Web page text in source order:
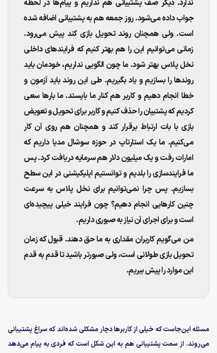
ندارد. دیگر صف پشتیبانی هم نداریم و پیام‌ها در لحظه
جواب داده می‌شود. روز جمعه هم به پشتیبانی اضافه شده
است. ولی همچنان روند تحویل بازی کند پیش می‌رود.
زمانی می‌توانیم این را هم بهتر کنیم که فرایندهای داخلی
نخل پلاس بهتر شود. ما چون الگویی نداریم، خودمان باید
روندها را بسازیم و یاد بگیریم. طی این روند باید آزمون و
خطا انجام دهیم و کاربر هم کنار ما بایستد. ما بارها سعی
کردیم که پشتیبان را حذف کنیم و کاربر برای تحویل و تعویض
بازی با بات ارتباط برقرار کند و همچنان هم روی آن کار
می‌کنیم. ما یک استارتاپ در حوزه سوشال مدیا داریم که
امارات رفت و یک میلیون دلار هم سرمایه دریافت کرد. پس
ما فرایندسازی را بلدیم و توانستیم اپلیکیشنی در این سطح
بسازیم. پس چرا نمی‌توانیم برای نخل پلاس به سرعت
چنین کارهایی انجام دهیم؟ چون فرایند خیلی پیچیده‌ای
است و برای اجرای آن نیاز به صبوری داریم.
من می‌گویم کاربران مقداری به ما حق دهند. قبول که زمان
تحویل بازی طولانی است، ولی صبورتر باشید تا قدم به قدم
این موارد را پیش ببریم.
مسئله این‌جاست که خیلی از کاربرها دچار مشکلی شده‌اند که سراغ پشتیبانی
می‌روند. از سمت پشتیبانی هم به این شکل است که فردی به پیام می‌دهد